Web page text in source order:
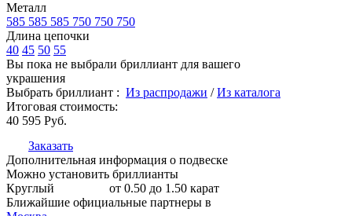
Металл
585 585 585 750 750 750
Длина цепочки
40 45 50 55
Вы пока не выбрали бриллиант для вашего
украшения
Выбрать бриллиант : Из распродажи /Из каталога
Итоговая стоимость:
40 595 Руб.
Заказать
Дополнительная информация о подвеске
Можно установить бриллианты
Круглый
от 0.50 до 1.50 карат
Ближайшие официальные партнеры в